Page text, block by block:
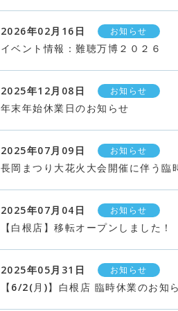
2026年02月16日 お知らせ
イベント情報：難聴万博２０２６
2025年12月08日 お知らせ
年末年始休業日のお知らせ
2025年07月09日 お知らせ
長岡まつり大花火大会開催に伴う臨
2025年07月04日 お知らせ
【白根店】移転オープンしました！
2025年05月31日 お知らせ
【6/2(月)】白根店 臨時休業のお知